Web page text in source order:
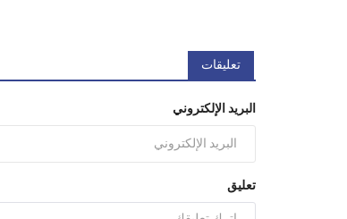
تعليقات
البريد الإلكتروني
تعليق